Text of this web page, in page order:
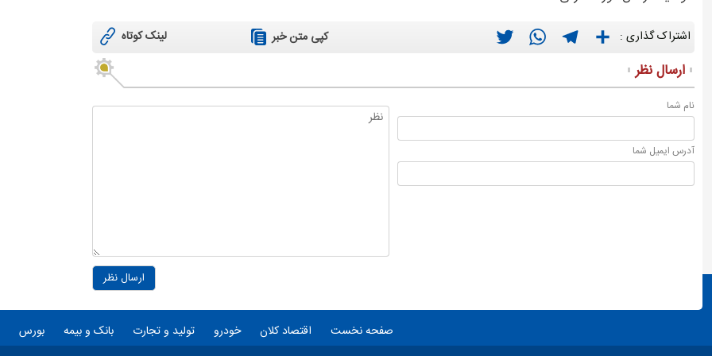
اشتراک گذاری : Twitter
WhatsAppTelegram Share کپی متن خبر لینک کوتاه
ارسال نظر
نام شما
آدرس ايميل شما
ارسال نظر
صفحه نخست اقتصاد کلان خودرو تولید و تجارت بانک و بیمه بورس